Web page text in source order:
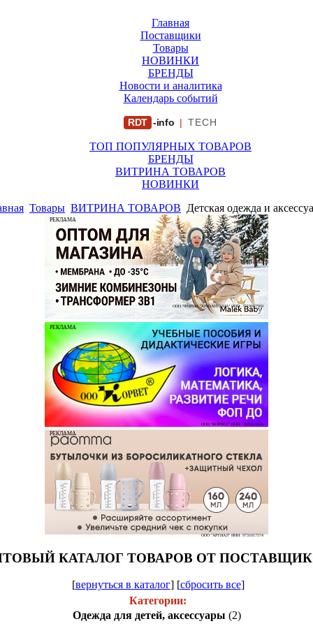
Главная
Поставщики
Товары
НОВИНКИ
БРЕНДЫ
Новости и аналитика
Календарь событий
RDT -info | TECH
ТОП ПОПУЛЯРНЫХ ТОВАРОВ
БРЕНДЫ
ВИТРИНА ТОВАРОВ
НОВИНКИ
Товары ВИТРИНА ТОВАРОВ Детская одежда и
РЕКЛАМА
ООО "ФИРМА "ХРИЗАНТЕМА" ИНН: 7719007569
РЕКЛАМА
ООО "КОРВЕТ" ИНН: 7803021829
РЕКЛАМА
ООО "АРТИАЛ" ИНН: 9731017574
КАТАЛОГ ТОВАРОВ ОТ
[вернуться в каталог] [сбросить все]
Категории:
Одежда для детей, аксессуары (2)